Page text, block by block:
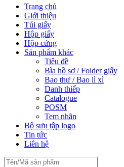
Trang chủ
Giới thiệu
Túi giấy
Hộp giấy
Hộp cứng
Sản phẩm khác
Tiêu đề
Bìa hồ sơ / Folder giấy
Bao thư / Bao lì xì
Danh thiếp
Catalogue
POSM
Tem nhãn
Bộ sưu tập logo
Tin tức
Liên hệ